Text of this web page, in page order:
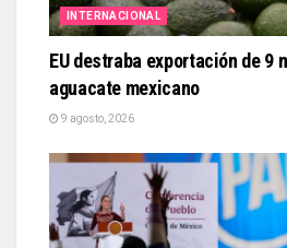
INTERNACIONAL
EU destraba exportación de 9
aguacate mexicano
9 agosto, 2026